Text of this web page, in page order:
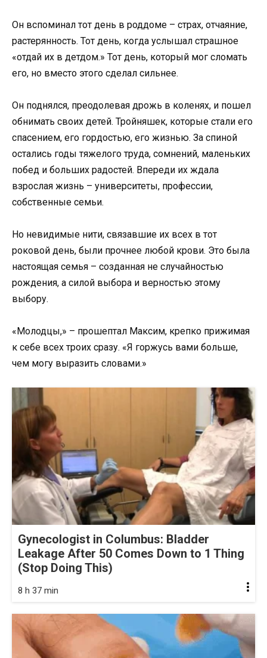
Он вспоминал тот день в роддоме – страх, отчаяние,
растерянность. Тот день, когда услышал страшное
«отдай их в детдом.» Тот день, который мог сломать
его, но вместо этого сделал сильнее.
Он поднялся, преодолевая дрожь в коленях, и пошел
обнимать своих детей. Тройняшек, которые стали его
спасением, его гордостью, его жизнью. За спиной
остались годы тяжелого труда, сомнений, маленьких
побед и больших радостей. Впереди их ждала
взрослая жизнь – университеты, профессии,
собственные семьи.
Но невидимые нити, связавшие их всех в тот
роковой день, были прочнее любой крови. Это была
настоящая семья – созданная не случайностью
рождения, а силой выбора и верностью этому
выбору.
«Молодцы,» – прошептал Максим, крепко прижимая
к себе всех троих сразу. «Я горжусь вами больше,
чем могу выразить словами.»
Gynecologist in Columbus: Bladder
Leakage After 50 Comes Down to 1 Thing
(Stop Doing This)
8 h 37 min